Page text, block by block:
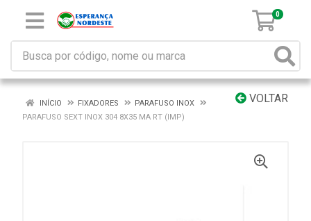
0
VOLTAR
INÍCIO FIXADORES
PARAFUSO INOX
PARAFUSO SEXT INOX 304 8X35 MA RT (IMP)